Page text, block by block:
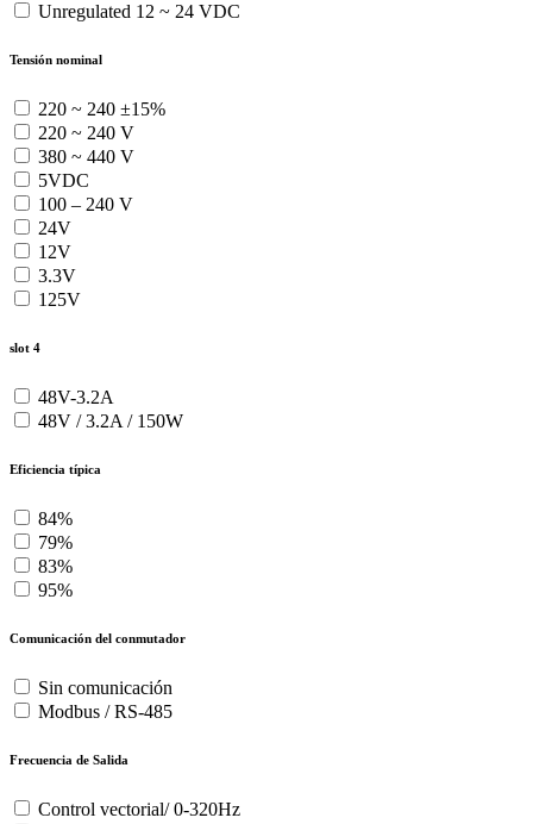
Unregulated 12 ~ 24 VDC
Tensión nominal
220 ~ 240 ±15%
220 ~ 240 V
380 ~ 440 V
5VDC
100 – 240 V
24V
12V
3.3V
125V
slot 4
48V-3.2A
48V / 3.2A / 150W
Eficiencia típica
84%
79%
83%
95%
Comunicación del conmutador
Sin comunicación
Modbus / RS-485
Frecuencia de Salida
Control vectorial/ 0-320Hz